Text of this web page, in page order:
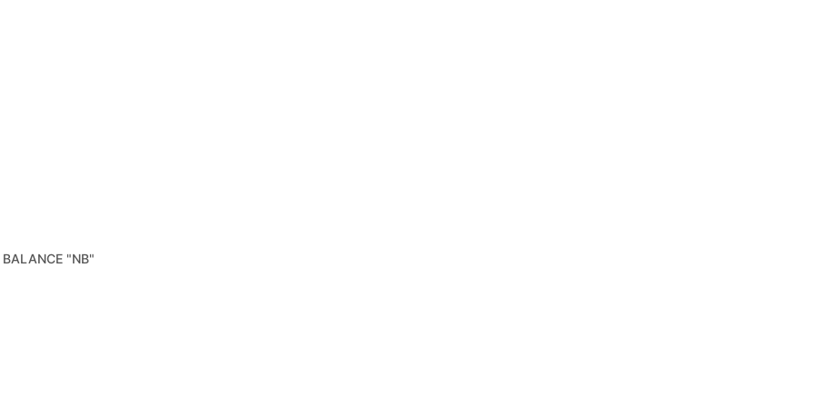
BALANCE "NB"